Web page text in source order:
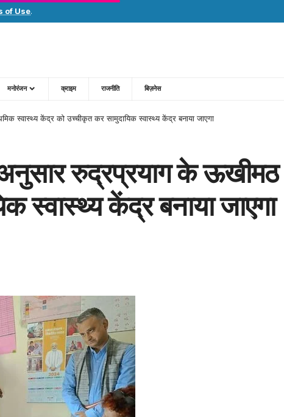
of Use.
मनोरंजन क्राइम राजनीति बिज़नेस
स्वास्थ्य केंद्र को उच्चीकृत कर सामुदायिक स्वास्थ्य केंद्र बनाया जाएगा
अनुसार रुद्रप्रयाग के
स्वास्थ्य केंद्र बनाया जाएगा